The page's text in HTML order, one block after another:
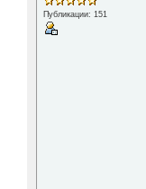
Публикации: 151